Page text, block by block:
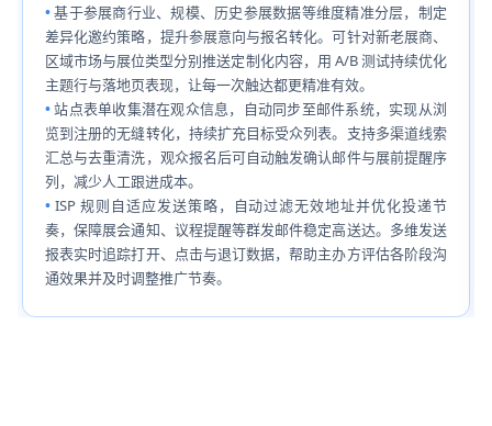
基于参展商行业、规模、历史参展数据等维度精准分层，制定
差异化邀约策略，提升参展意向与报名转化。可针对新老展商、
区域市场与展位类型分别推送定制化内容，用 A/B 测试持续优化
主题行与落地页表现，让每一次触达都更精准有效。
站点表单收集潜在观众信息，自动同步至邮件系统，实现从浏
览到注册的无缝转化，持续扩充目标受众列表。支持多渠道线索
汇总与去重清洗，观众报名后可自动触发确认邮件与展前提醒序
列，减少人工跟进成本。
ISP 规则自适应发送策略，自动过滤无效地址并优化投递节
奏，保障展会通知、议程提醒等群发邮件稳定高送达。多维发送
报表实时追踪打开、点击与退订数据，帮助主办方评估各阶段沟
通效果并及时调整推广节奏。